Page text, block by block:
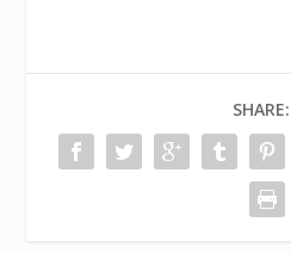
SHARE: